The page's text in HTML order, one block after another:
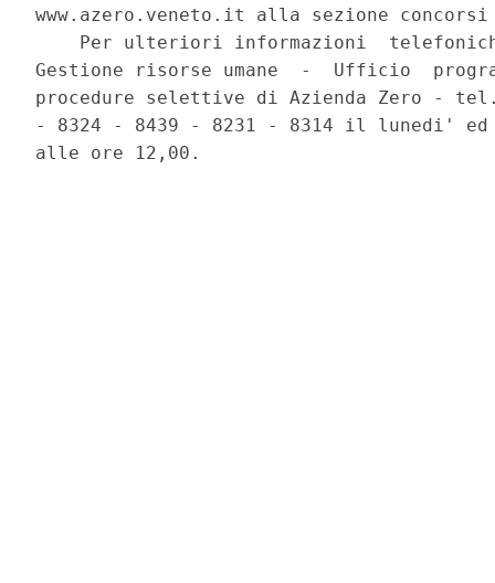
www.azero.veneto.it alla sezione
Per ulteriori informazioni
Gestione risorse umane  -  Ufficio
procedure selettive di Azienda Zero - tel.
- 8324 - 8439 - 8231 - 8314 il lunedi'
alle ore 12,00.